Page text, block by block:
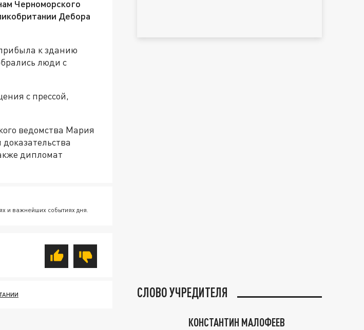
Черноморского
Дебора
к зданию
люди с
с прессой,
ведомства Мария
дипломат
и важнейших событиях дня.
СЛОВО УЧРЕДИТЕЛЯ
КОНСТАНТИН МАЛОФЕЕВ